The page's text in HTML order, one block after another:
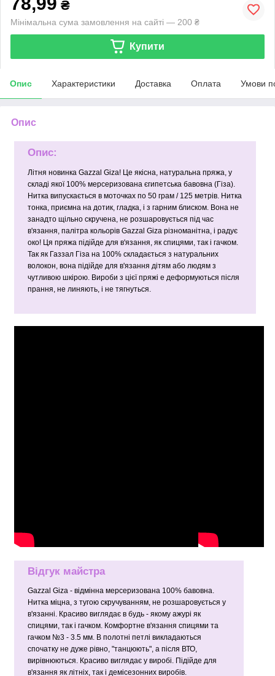
₴
Мінімальна сума замовлення на сайті — 200 ₴
Купити
Опис Характеристики Доставка Оплата Умови
Опис
Опис:
Літня новинка Gazzal Giza! Це якісна, натуральна пряжа, у
складі якої 100% мерсеризована єгипетська бавовна (Гіза).
Нитка випускається в моточках по 50 грам / 125 метрів. Нитка
тонка, приємна на дотик, гладка, і з гарним блиском. Вона не
занадто щільно скручена, не розшаровується під час
в'язання, палітра кольорів Gazzal Giza різноманітна, і радує
око! Ця пряжа підійде для в'язання, як спицями, так і гачком.
Так як Газзал Гіза на 100% складається з натуральних
волокон, вона підійде для в'язання дітям або людям з
чутливою шкірою. Вироби з цієї пряжі е деформуються після
прання, не линяють, і не тягнуться.
Відгук майстра
Gazzal Giza - відмінна мерсеризована 100% бавовна.
Нитка міцна, з тугою скручуванням, не розшаровується у
в'язанні. Красиво виглядає в будь - якому ажурі як
спицями, так і гачком. Комфортне в'язання спицями та
гачком №3 - 3.5 мм. В полотні петлі викладаються
спочатку не дуже рівно, "танцюють", а після ВТО,
вирівнюються. Красиво виглядає у виробі. Підійде для
в'язання як літніх, так і демісезонних виробів.